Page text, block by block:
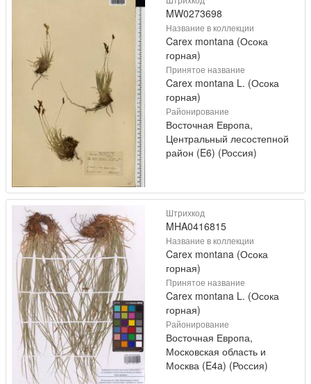
MW0273698
Название в коллекции
Carex montana (Осока
горная)
Принятое название
Carex montana L. (Осока
горная)
Районирование
Восточная Европа,
Центральный лесостепной
район (E6) (Россия)
Штрихкод
MHA0416815
Название в коллекции
Carex montana (Осока
горная)
Принятое название
Carex montana L. (Осока
горная)
Районирование
Восточная Европа,
Московская область и
Москва (E4a) (Россия)